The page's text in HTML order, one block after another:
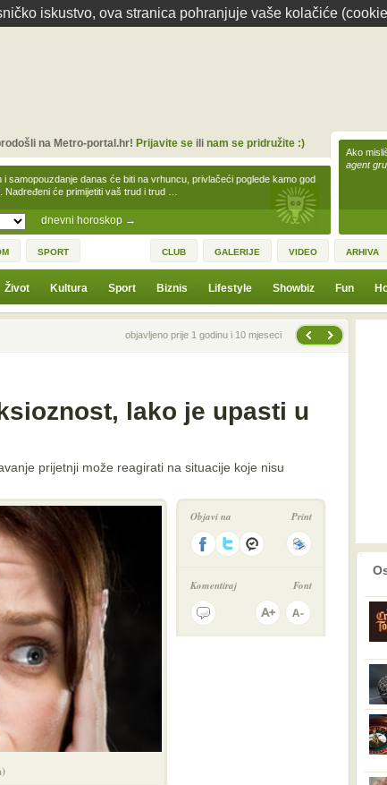
iskustvo, ova stranica pohranjuje vaše kolačiće
dnevni horoskop →
i samopouzdanje danas će biti na vrhuncu, privlačeći poglede kamo god
Nadređeni će primijetiti vaš trud i trud …
na Metro-portal.hr! Prijavite seili nam se pridružite :)
Ako
agent
SPORT CLUB GALERIJE VIDEO ARHIVA
Život Kultura Sport Biznis Lifestyle Showbiz Fun
Prethodna vijestobjavljeno prije 1 godinu i 10 mjeseci
lako je upasti u
prijetnji može reagirati na situacije koje nisu
Objavi na Print
Komentiraj Font